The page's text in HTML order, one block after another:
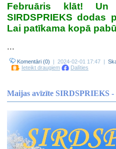
Februāris klāt!
SIRDSPRIEKS dodas
Lai patīkama kopā
...
Komentāri (0) | 2024-02-01 17:47 |
Ieteikt draugiem
Dalīties
Maijas avīzīte SIRDSPRIEKS -